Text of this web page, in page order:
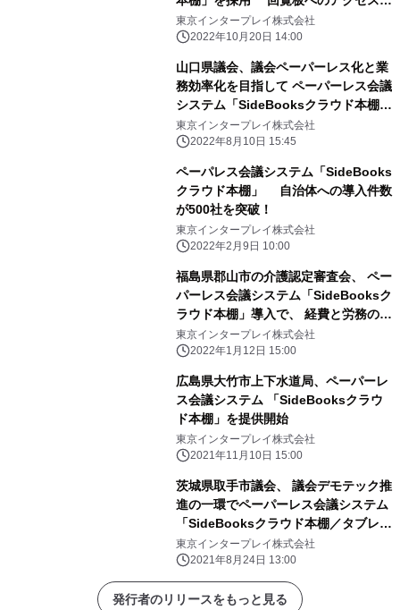
が4倍増など一定の効果を発揮
東京インタープレイ株式会社
2022年10月20日 14:00
山口県議会、議会ペーパーレス化と業
務効率化を目指して ペーパーレス会議
システム「SideBooksクラウド本棚」
を8月導入
東京インタープレイ株式会社
2022年8月10日 15:45
ペーパレス会議システム「SideBooks
クラウド本棚」 自治体への導入件数
が500社を突破！
東京インタープレイ株式会社
2022年2月9日 10:00
福島県郡山市の介護認定審査会、 ペー
パーレス会議システム「SideBooksク
ラウド本棚」導入で、 経費と労務のコ
ストカットを実現
東京インタープレイ株式会社
2022年1月12日 15:00
広島県大竹市上下水道局、ペーパーレ
ス会議システム 「SideBooksクラウ
ド本棚」を提供開始
東京インタープレイ株式会社
2021年11月10日 15:00
茨城県取手市議会、 議会デモテック推
進の一環でペーパーレス会議システム
「SideBooksクラウド本棚／タブレッ
ト採決システム」を活用中
東京インタープレイ株式会社
2021年8月24日 13:00
発行者のリリースをもっと見る